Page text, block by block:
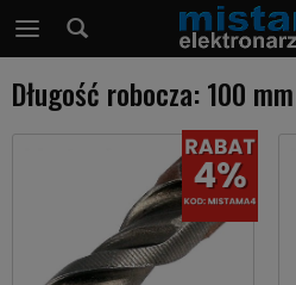
Długość robocza: 100 mm